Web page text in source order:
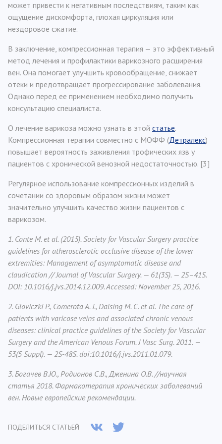
может привести к негативным последствиям, таким как
ощущение дискомфорта, плохая циркуляция или
нездоровое сжатие.
В заключение, компрессионная терапия — это эффективный
метод лечения и профилактики варикозного расширения
вен. Она помогает улучшить кровообращение, снижает
отеки и предотвращает прогрессирование заболевания.
Однако перед ее применением необходимо получить
консультацию специалиста.
О лечение варикоза можно узнать в этой статье.
Компрессионная терапии совместно с МОФФ (Детралекс)
повышает вероятность заживления трофических язв у
пациентов с хронической венозной недостаточностью. [3]
Регулярное использование компрессионных изделий в
сочетании со здоровым образом жизни может
значительно улучшить качество жизни пациентов с
варикозом.
1. Conte M. et al. (2015). Society for Vascular Surgery practice
guidelines for atherosclerotic occlusive disease of the lower
extremities: Management of asymptomatic disease and
claudication // Journal of Vascular Surgery. — 61(3S). — 2S–41S.
DOI: 10.1016/j.jvs.2014.12.009. Accessed: November 25, 2016.
2. Gloviczki P., Comerota A. J., Dalsing M. C. et al. The care of
patients with varicose veins and associated chronic venous
diseases: clinical practice guidelines of the Society for Vascular
Surgery and the American Venous Forum. J Vasc Surg. 2011. —
53(5 Suppl). — 2S-48S. doi:10.1016/j.jvs.2011.01.079.
3. Богачев В.Ю., Родионов С.В., Дженина О.В. //научная
статья 2018. Фармакотерапия хронических заболеваний
вен. Новые европейские рекомендации.
ПОДЕЛИТЬСЯ СТАТЬЕЙ